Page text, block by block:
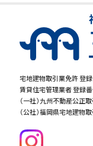
宅地建物取引業免許 登
賃貸住宅管理業者 登録
（一社）九州不動産公
（公社）福岡県宅地建